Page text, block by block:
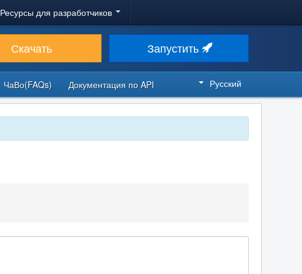
Ресурсы для разработчиков
Скачать Запустить
ЧаВо(FAQs) Документация по API Русский